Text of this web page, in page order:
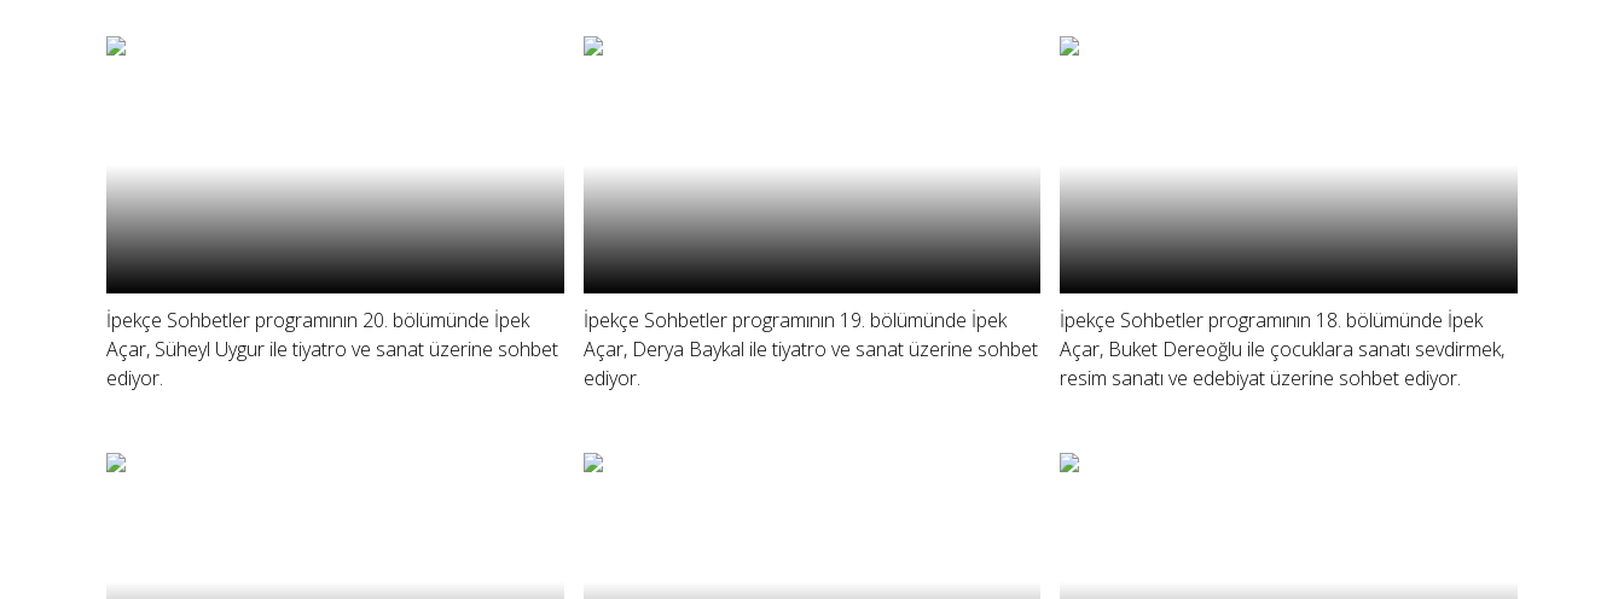
İpekçe Sohbetler programının 20. bölümünde İpek
Açar, Süheyl Uygur ile tiyatro ve sanat üzerine sohbet
ediyor.
İpekçe Sohbetler programının 19. bölümünde İpek
Açar, Derya Baykal ile tiyatro ve sanat üzerine sohbet
ediyor.
İpekçe Sohbetler programının 18. bölümünde İpek
Açar, Buket Dereoğlu ile çocuklara sanatı sevdirmek,
resim sanatı ve edebiyat üzerine sohbet ediyor.